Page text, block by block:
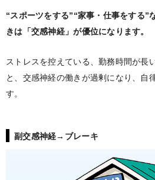
“スポーツをする”“家事・仕事をする”
きは「交感神経」が優位になります。
ストレスを控えている、勤務時間が長
と、交感神経の働きが過剰になり、自
す。
副交感神経→ブレーキ